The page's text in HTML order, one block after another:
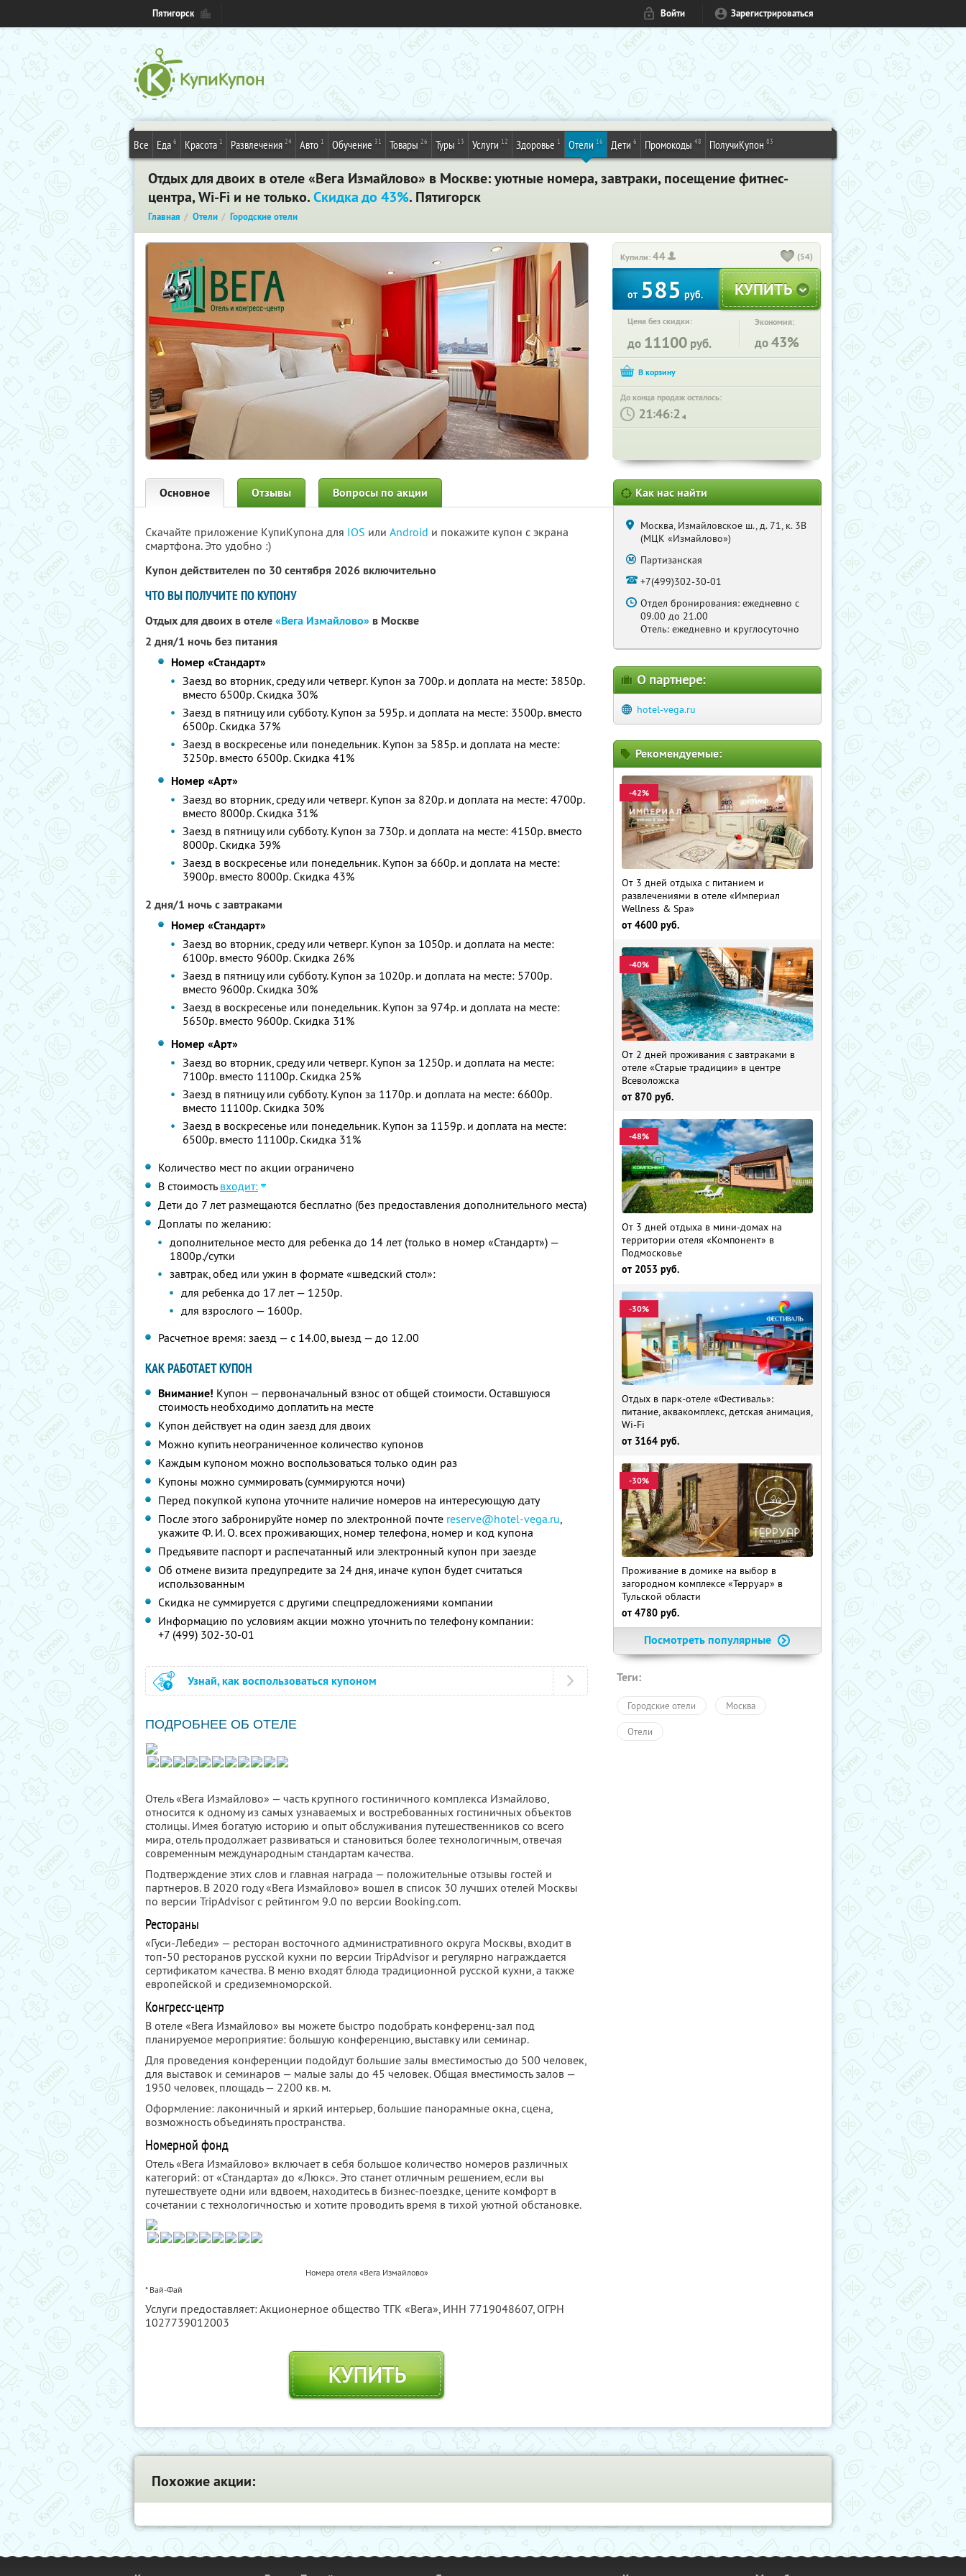
Пятигорск Войти Зарегистрироваться
Все Еда 6 Красота 1 Развлечения 24 Авто 1 Обучение 31 Товары 26 Туры 13 Услуги 12 Здоровье 1 Отели 16 Дети 6 Промокоды 48 ПолучиКупон 83
Отдых для двоих в отеле «Вега Измайлово» в Москве: уютные номера, завтраки, посещение фитнес-
центра, Wi-Fi и не только.Скидка до 43%. Пятигорск
Главная Отели Городские отели
Купили:44 (54)
от585руб.
Цена без скидки:
до 11100 руб.
Экономия:
до43%
До конца продаж осталось:
: :
Основное Отзывы Вопросы по акции
Скачайте приложение КупиКупона для IOS или Android и покажите купон с экрана
смартфона. Это удобно :)
Купон действителен по 30 сентября 2026 включительно
ЧТО ВЫ ПОЛУЧИТЕ ПО КУПОНУ
Отдых для двоих в отеле«Вега Измайлово» в Москве
2 дня/1 ночь без питания
Номер «Стандарт»
Заезд во вторник, среду или четверг. Купон за 700р. и доплата на месте: 3850р.
вместо 6500р. Скидка 30%
Заезд в пятницу или субботу. Купон за 595р. и доплата на месте: 3500р. вместо
6500р. Скидка 37%
Заезд в воскресенье или понедельник. Купон за 585р. и доплата на месте:
3250р. вместо 6500р. Скидка 41%
Номер «Арт»
Заезд во вторник, среду или четверг. Купон за 820р. и доплата на месте: 4700р.
вместо 8000р. Скидка 31%
Заезд в пятницу или субботу. Купон за 730р. и доплата на месте: 4150р. вместо
8000р. Скидка 39%
Заезд в воскресенье или понедельник. Купон за 660р. и доплата на месте:
3900р. вместо 8000р. Скидка 43%
2 дня/1 ночь с завтраками
Номер «Стандарт»
Заезд во вторник, среду или четверг. Купон за 1050р. и доплата на месте:
6100р. вместо 9600р. Скидка 26%
Заезд в пятницу или субботу. Купон за 1020р. и доплата на месте: 5700р.
вместо 9600р. Скидка 30%
Заезд в воскресенье или понедельник. Купон за 974р. и доплата на месте:
5650р. вместо 9600р. Скидка 31%
Номер «Арт»
Заезд во вторник, среду или четверг. Купон за 1250р. и доплата на месте:
7100р. вместо 11100р. Скидка 25%
Заезд в пятницу или субботу. Купон за 1170р. и доплата на месте: 6600р.
вместо 11100р. Скидка 30%
Заезд в воскресенье или понедельник. Купон за 1159р. и доплата на месте:
6500р. вместо 11100р. Скидка 31%
Количество мест по акции ограничено
В стоимость входит:
Дети до 7 лет размещаются бесплатно (без предоставления дополнительного места)
Доплаты по желанию:
дополнительное место для ребенка до 14 лет (только в номер «Стандарт») —
1800р./сутки
завтрак, обед или ужин в формате «шведский стол»:
для ребенка до 17 лет — 1250р.
для взрослого — 1600р.
Расчетное время: заезд — с 14.00, выезд — до 12.00
КАК РАБОТАЕТ КУПОН
Внимание! Купон — первоначальный взнос от общей стоимости. Оставшуюся
стоимость необходимо доплатить на месте
Купон действует на один заезд для двоих
Можно купить неограниченное количество купонов
Каждым купоном можно воспользоваться только один раз
Купоны можно суммировать (суммируются ночи)
Перед покупкой купона уточните наличие номеров на интересующую дату
После этого забронируйте номер по электронной почте reserve@hotel-vega.ru,
укажите Ф. И. О.всех проживающих, номер телефона, номер и код купона
Предъявите паспорт и распечатанный или электронный купон при заезде
Об отмене визита предупредите за 24 дня, иначе купон будет считаться
использованным
Скидка не суммируется с другими спецпредложениями компании
Информацию по условиям акции можно уточнить по телефону компании:
+7 (499) 302-30-01
Узнай, как воспользоваться купоном
ПОДРОБНЕЕ ОБ ОТЕЛЕ
Отель «Вега Измайлово» — часть крупного гостиничного комплекса Измайлово,
относится к одному из самых узнаваемых и востребованных гостиничных объектов
столицы. Имея богатую историю и опыт обслуживания путешественников со всего
мира, отель продолжает развиваться и становиться более технологичным, отвечая
современным международным стандартам качества.
Подтверждение этих слов и главная награда — положительные отзывы гостей и
партнеров. В 2020 году «Вега Измайлово» вошел в список 30 лучших отелей Москвы
по версии TripAdvisor с рейтингом 9.0 по версии Booking.com.
Рестораны
«Гуси-Лебеди» — ресторан восточного административного округа Москвы, входит в
топ-50 ресторанов русской кухни по версии TripAdvisor и регулярно награждается
сертификатом качества. В меню входят блюда традиционной русской кухни, а также
европейской и средиземноморской.
Конгресс-центр
В отеле «Вега Измайлово» вы можете быстро подобрать конференц-зал под
планируемое мероприятие: большую конференцию, выставку или семинар.
Для проведения конференции подойдут большие залы вместимостью до 500 человек,
для выставок и семинаров — малые залы до 45 человек. Общая вместимость залов —
1950 человек, площадь — 2200 кв. м.
Оформление: лаконичный и яркий интерьер, большие панорамные окна, сцена,
возможность объединять пространства.
Номерной фонд
Отель «Вега Измайлово» включает в себя большое количество номеров различных
категорий: от «Стандарта» до «Люкс». Это станет отличным решением, если вы
путешествуете одни или вдвоем, находитесь в бизнес-поездке, цените комфорт в
сочетании с технологичностью и хотите проводить время в тихой уютной обстановке.
Номера отеля «Вега Измайлово»
* Вай-Фай
Услуги предоставляет: Акционерное общество ТГК «Вега», ИНН 7719048607, ОГРН
1027739012003
КУПИТЬ
Как нас найти
Москва, Измайловское ш., д. 71, к. 3В
(МЦК «Измайлово»)
Партизанская
+7(499)302-30-01
Отдел бронирования: ежедневно с
09.00 до 21.00
Отель: ежедневно и круглосуточно
О партнере:
hotel-vega.ru
Рекомендуемые:
-42%
От 3 дней отдыха с питанием и
развлечениями в отеле «Империал
Wellness & Spa»
от 4600 руб.
-40%
От 2 дней проживания с завтраками в
отеле «Старые традиции» в центре
Всеволожска
от 870 руб.
-48%
От 3 дней отдыха в мини-домах на
территории отеля «Компонент» в
Подмосковье
от 2053 руб.
-30%
Отдых в парк-отеле «Фестиваль»:
питание, аквакомплекс, детская анимация,
Wi-Fi
от 3164 руб.
-30%
Проживание в домике на выбор в
загородном комплексе «Терруар» в
Тульской области
от 4780 руб.
Посмотреть популярные
Теги:
Городские отели Москва
Отели
Похожие акции: